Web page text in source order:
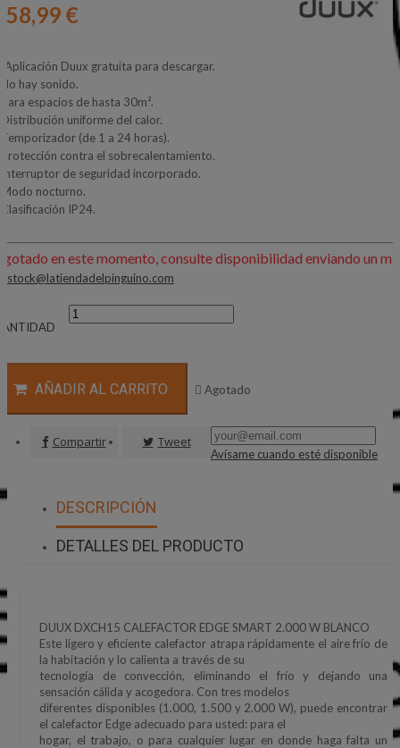
€
Aplicación Duux gratuita para descargar.
hay sonido.
espacios de hasta 30m².
uniforme del calor.
(de 1 a 24 horas).
contra el sobrecalentamiento.
de seguridad incorporado.
nocturno.
IP24.
en este momento, consulte disponibilidad enviando un
stock@latiendadelpinguino.com
AÑADIR AL CARRITO  Agotado
Compartir Tweet
Avísame cuando esté disponible
DESCRIPCIÓN
DETALLES DEL PRODUCTO
DUUX DXCH15 CALEFACTOR EDGE SMART 2.000 W BLANCO
Este ligero y eficiente calefactor atrapa rápidamente el aire frío de
la habitación y lo calienta a través de su
tecnología de convección, eliminando el frío y dejando una
sensación cálida y acogedora. Con tres modelos
diferentes disponibles (1.000, 1.500 y 2.000 W), puede encontrar
el calefactor Edge adecuado para usted: para el
hogar, el trabajo, o para cualquier lugar en donde haga falta un